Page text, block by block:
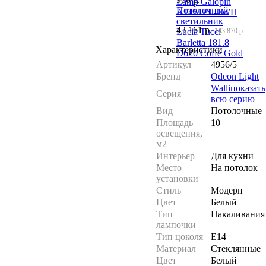
A1461PL-1WH
Потолочный
светильник
Lucia Tucci
Barletta 181.8
D620 Coffe Gold
43 161 р. 143 870 р.
Характеристики
Артикул
4956/5
Бренд
Odeon Light
Серия
Walliпоказать
всю серию
Вид
Потолочные
Площадь
освещения,
м2
10
Интерьер
Для кухни
Место
установки
На потолок
Стиль
Модерн
Цвет
Белый
Тип
лампочки
Накаливания
Тип цоколя
E14
Материал
Стеклянные
Цвет
Белый